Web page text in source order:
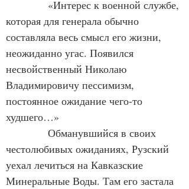
«Интерес к военной службе,
которая для генерала обычно
составляла весь смысл его жизни,
неожиданно угас. Появился
несвойственный Николаю
Владимировичу пессимизм,
постоянное ожидание чего-то
худшего…»
Обманувшийся в своих
честолюбивых ожиданиях, Рузский
уехал лечиться на Кавказские
Минеральные Воды. Там его застала